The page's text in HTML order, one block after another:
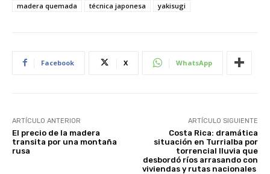
madera quemada
técnica japonesa yakisugi
Facebook X WhatsApp
ARTÍCULO ANTERIOR
El precio de la madera
transita por una montaña
rusa
ARTÍCULO SIGUIENTE
Costa Rica: dramática
situación en Turrialba por
torrencial lluvia que
desbordó ríos arrasando con
viviendas y rutas nacionales